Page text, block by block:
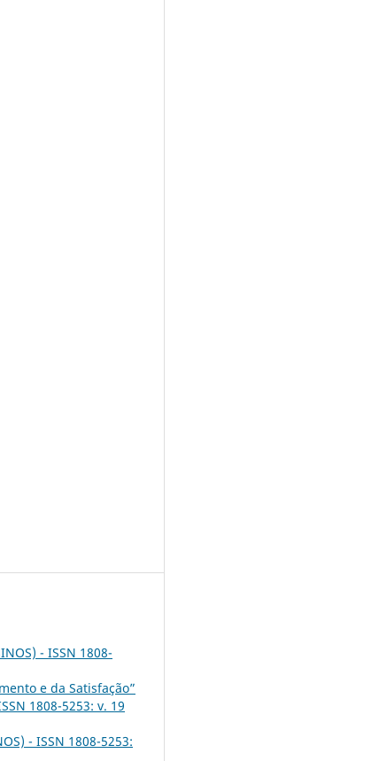
- ISSN 1808-
e da Satisfação”
1808-5253: v. 19
- ISSN 1808-5253: